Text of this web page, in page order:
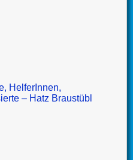
HelferInnen,
– Hatz Braustübl